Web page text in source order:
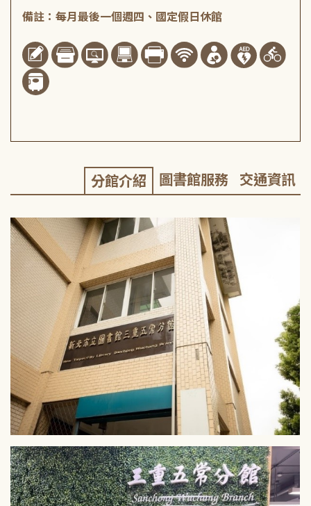
備註：每月最後一個週四、國定假日休館
分館介紹 圖書館服務 交通資訊